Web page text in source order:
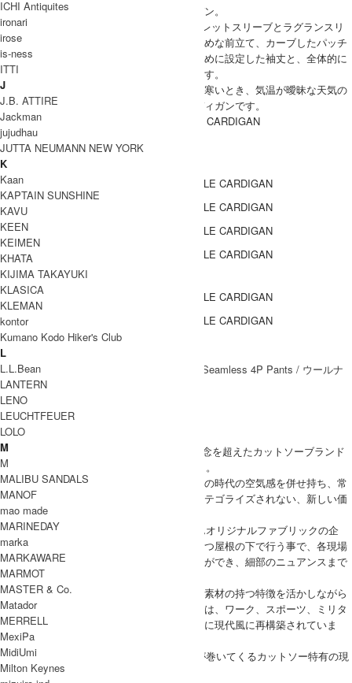
程良いゆとりのあるシルエットのカーディガン。
クラシックなVネック型をベースに、エポーレットスリーブとラグランスリ
ーブの中間的な袖付け線、バイアス取りの太めな前立て、カーブしたパッチ
ポケット、袖口にタマリを出すために若干長めに設定した袖丈と、全体的に
堅苦しくならないよう抜け感を演出しています。
厚すぎず薄すぎない絶妙な素材感で、少し肌寒いとき、気温が曖昧な天気の
日に重宝し、ロングシーズン活躍するカーディガンです。
CURLY(カーリー) CLASSIC LIGHT WAFFLE CARDIGAN
COODINATE
DETAIL
Coordinate Item
ブランド紹介
CURLY
2009年、「カットソー＝Tシャツ」という概念を超えたカットソーブランド
を目指し、スタートしたCURLY（カーリー）。
一貫したものづくりに裏打ちされた品質とその時代の空気感を併せ持ち、常
に着るひとに新鮮さを感じさせるどこにもカテゴライズされない、新しい価
値観のブランドを目指しています。
1967年より続く自社工場での縫製はもちろんオリジナルファブリックの企
画、パターン作成、縫製仕様の選定までも一つ屋根の下で行う事で、各現場
とダイレクトにコミュニケーションが取る事ができ、細部のニュアンスまで
拘ったモノつくりを可能にしています。
シーズンごとのテーマを設けず、カットソー素材の持つ特徴を活かしながら
各アイテムの完成度を追求したコレクションは、ワーク、スポーツ、ミリタ
リーなどの実用衣料のディティールをベースに現代風に再構築されていま
す。
ブランド名のCURLYは、縫製時に生地の端が巻いてくるカットソー特有の現
象に由来します。
ICHI Antiquites
ironari
irose
is-ness
ITTI
J
J.B. ATTIRE
Jackman
jujudhau
JUTTA NEUMANN NEW YORK
K
Kaan
KAPTAIN SUNSHINE
KAVU
KEEN
KEIMEN
KHATA
KIJIMA TAKAYUKI
KLASICA
KLEMAN
kontor
Kumano Kodo Hiker's Club
L
L.L.Bean
LANTERN
LENO
LEUCHTFEUER
LOLO
M
M
MALIBU SANDALS
MANOF
mao made
MARINEDAY
marka
MARKAWARE
MARMOT
MASTER & Co.
Matador
MERRELL
MexiPa
MidiUmi
Milton Keynes